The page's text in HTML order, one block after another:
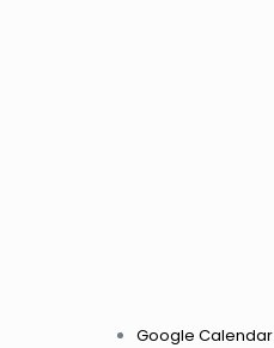
Google Calendar